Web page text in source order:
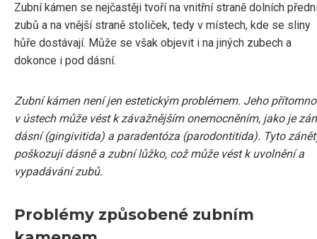
Zubní kámen se nejčastěji tvoří na vnitřní straně dolních
zubů a na vnější straně stoliček, tedy v místech, kde se sliny
hůře dostávají. Může se však objevit i na jiných zubech a
dokonce i pod dásní.
Zubní kámen není jen estetickým problémem. Jeho
v ústech může vést k závažnějším onemocněním, jako je
dásní (gingivitida) a paradentóza (parodontitida). Tyto
poškozují dásně a zubní lůžko, což může vést k uvolnění a
vypadávání zubů.
Problémy způsobené zubním